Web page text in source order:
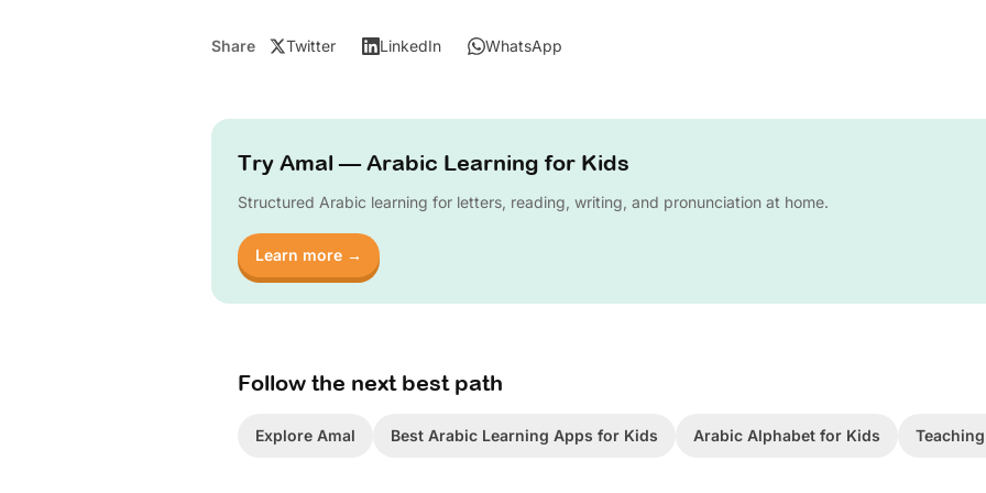
Share Twitter LinkedIn WhatsApp
Try Amal — Arabic Learning for Kids
Structured Arabic learning for letters, reading, writing, and pronunciation at home.
Learn more →
Follow the next best path
Explore Amal Best Arabic Learning Apps for Kids Arabic Alphabet for Kids